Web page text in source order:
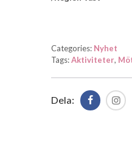
Categories: Nyhet
Tags:Aktiviteter,
Dela: